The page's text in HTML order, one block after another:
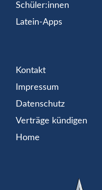
Schüler:innen
Latein-Apps
Kontakt
Impressum
Datenschutz
Verträge kündigen
Home